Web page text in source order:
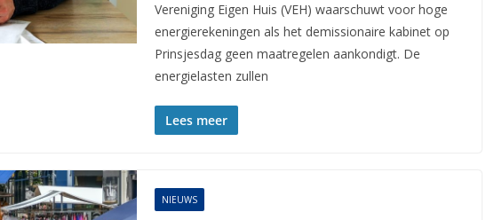
Vereniging Eigen Huis (VEH) waarschuwt voor hoge
energierekeningen als het demissionaire kabinet op
Prinsjesdag geen maatregelen aankondigt. De
energielasten zullen
Lees meer
NIEUWS